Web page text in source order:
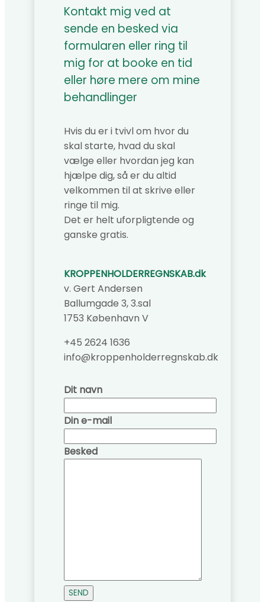
Kontakt mig ved at
sende en besked via
formularen eller ring til
mig for at booke en tid
eller høre mere om mine
behandlinger
Hvis du er i tvivl om hvor du
skal starte, hvad du skal
vælge eller hvordan jeg kan
hjælpe dig, så er du altid
velkommen til at skrive eller
ringe til mig.
Det er helt uforpligtende og
ganske gratis.
KROPPENHOLDERREGNSKAB.dk
v. Gert Andersen
Ballumgade 3, 3.sal
1753 København V
+45 2624 1636
info@kroppenholderregnskab.dk
Dit navn
Din e-mail
Besked
SEND